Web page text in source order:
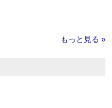
もっと見る »